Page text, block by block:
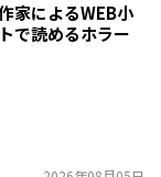
家によるWEB小
で読めるホラー